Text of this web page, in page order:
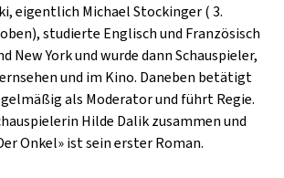
eigentlich Michael Stockinger ( 3.
studierte Englisch und Französisch
New York und wurde dann Schauspieler,
und im Kino. Daneben betätigt
als Moderator und führt Regie.
Hilde Dalik zusammen und
Onkel» ist sein erster Roman.